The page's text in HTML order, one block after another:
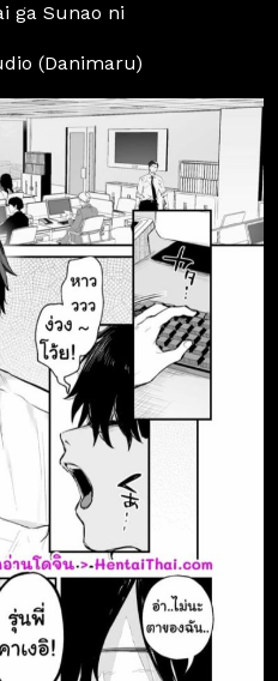
ga Sunao ni
(Danimaru)